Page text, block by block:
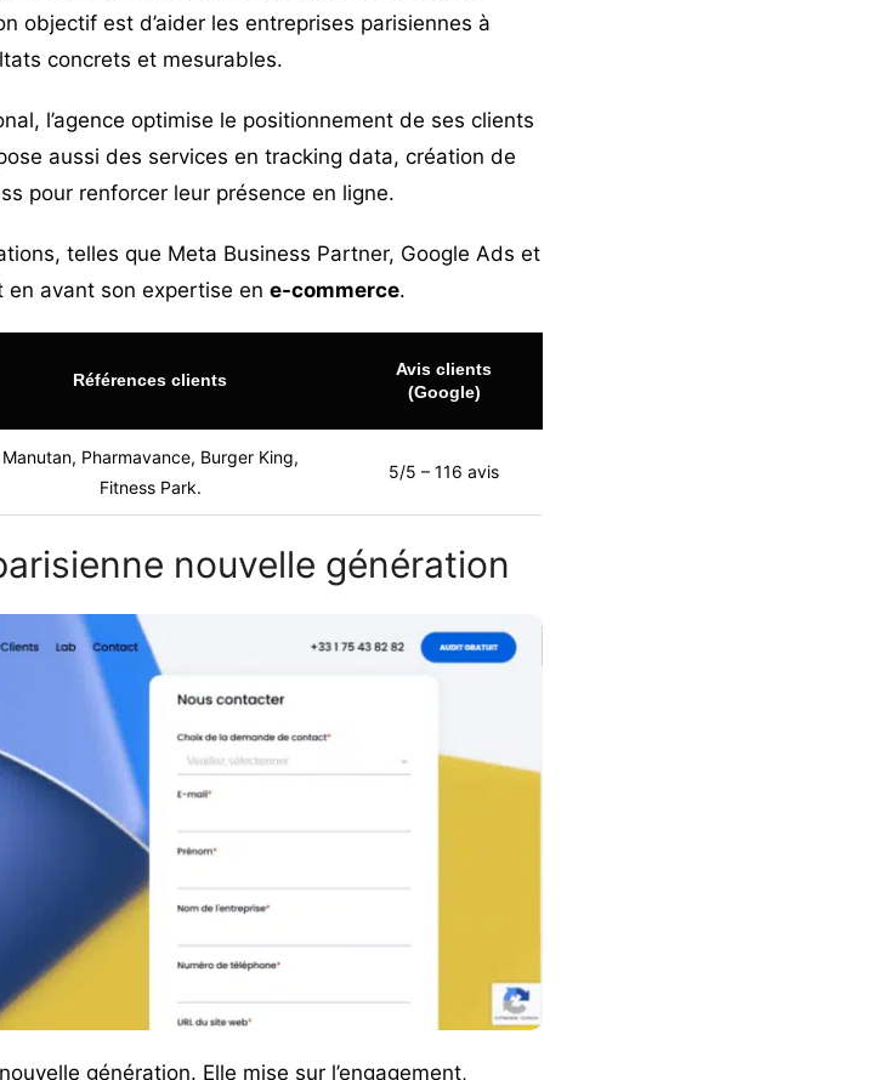
objectif est d’aider les entreprises parisiennes à
concrets et mesurables.
l’agence optimise le positionnement de ses clients
aussi des services en tracking data, création de
pour renforcer leur présence en ligne.
telles que Meta Business Partner, Google Ads et
avant son expertise en e-commerce.
Références clients
Avis clients
(Google)
Manutan, Pharmavance, Burger King,
Fitness Park.
5/5 – 116 avis
nouvelle génération
génération. Elle mise sur l’engagement,